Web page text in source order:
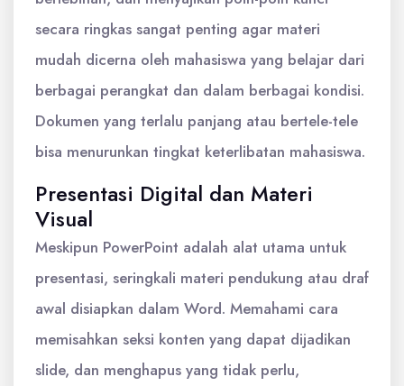
secara ringkas sangat penting agar materi
mudah dicerna oleh mahasiswa yang belajar dari
berbagai perangkat dan dalam berbagai kondisi.
Dokumen yang terlalu panjang atau bertele-tele
bisa menurunkan tingkat keterlibatan mahasiswa.
Presentasi Digital dan Materi
Visual
Meskipun PowerPoint adalah alat utama untuk
presentasi, seringkali materi pendukung atau draf
awal disiapkan dalam Word. Memahami cara
memisahkan seksi konten yang dapat dijadikan
slide, dan menghapus yang tidak perlu,